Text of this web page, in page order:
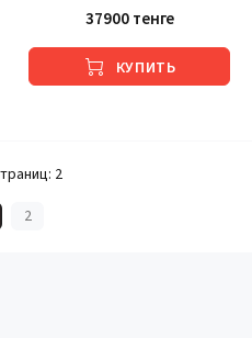
37900 тенге
КУПИТЬ
2
2